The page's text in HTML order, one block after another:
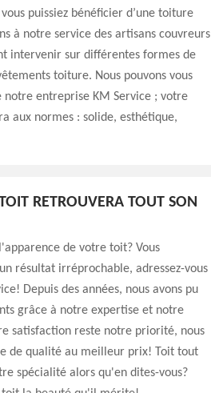
puissiez bénéficier d’une toiture
à notre service des artisans couvreurs
intervenir sur différentes formes de
toiture. Nous pouvons vous
notre entreprise KM Service ; votre
aux normes : solide, esthétique,
RETROUVERA TOUT SON
de votre toit? Vous
résultat irréprochable, adressez-vous
Depuis des années, nous avons pu
grâce à notre expertise et notre
satisfaction reste notre priorité, nous
de qualité au meilleur prix! Toit tout
spécialité alors qu'en dites-vous?